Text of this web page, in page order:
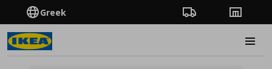
Greek Πορεία παραγγελίας